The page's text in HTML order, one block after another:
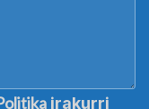
irakurri